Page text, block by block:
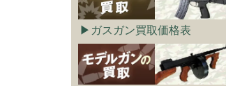
ガスガン買取価格表